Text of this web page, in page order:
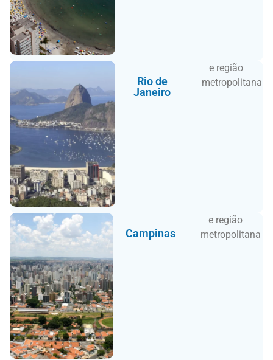
Rio de
Janeiro
e região
metropolitana
Campinas
e região
metropolitana